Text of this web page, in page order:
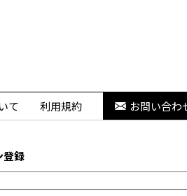
て 利用規約 お問い合わ
登録